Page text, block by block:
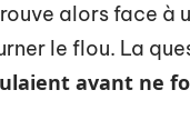
alors face à
le flou. La
avant ne